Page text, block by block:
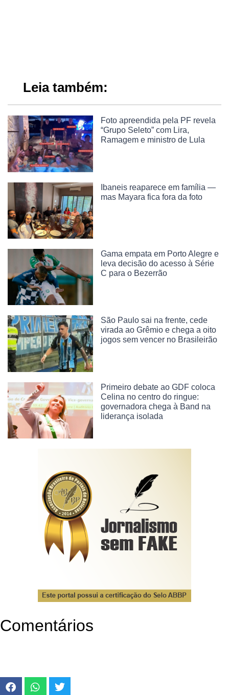
Leia também:
Foto apreendida pela PF revela
“Grupo Seleto” com Lira,
Ramagem e ministro de Lula
Ibaneis reaparece em família —
mas Mayara fica fora da foto
Gama empata em Porto Alegre e
leva decisão do acesso à Série
C para o Bezerrão
São Paulo sai na frente, cede
virada ao Grêmio e chega a oito
jogos sem vencer no Brasileirão
Primeiro debate ao GDF coloca
Celina no centro do ringue:
governadora chega à Band na
liderança isolada
Comentários